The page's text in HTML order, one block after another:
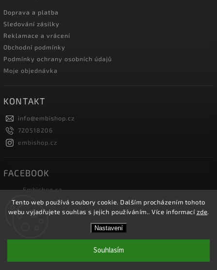
Tento web používá soubory cookie. Dalším procházením tohoto
webu vyjadřujete souhlas s jejich používáním.. Více informacízde.
Nastavení
Souhlasím
Doprava a platba
Sledování zásilky
Reklamace a vrácení
Obchodní podmínky
Podmínky ochrany osobních údajů
Moje objednávka
KONTAKT
info@embishop.cz
720518206
embishop.cz
FACEBOOK
Embishop.cz
Embishop.cz. Všechna práva vyhrazena.
Shoptet| DesignShoptak.cz.